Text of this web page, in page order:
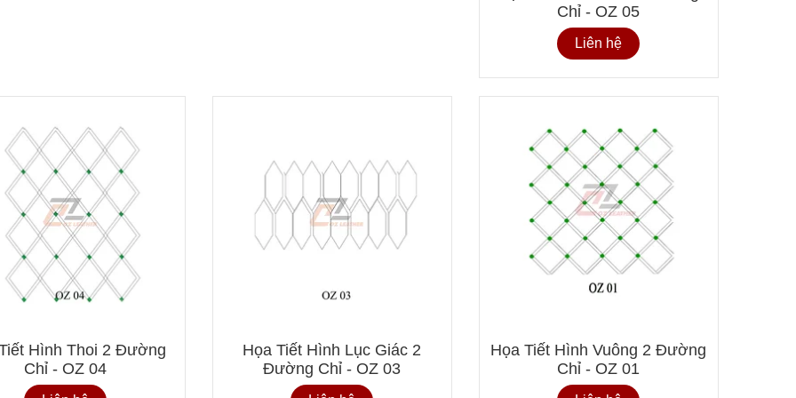
Chỉ - OZ 05
Liên hệ
Hình Thoi 2 Đường
Chỉ - OZ 04
Họa Tiết Hình Lục Giác 2
Đường Chỉ - OZ 03
Họa Tiết Hình Vuông 2 Đường
Chỉ - OZ 01